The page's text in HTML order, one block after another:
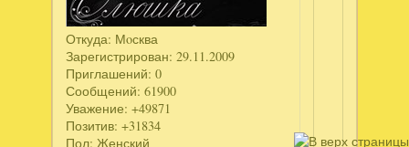
Откуда: Мoсква
Зарегистрирован: 29.11.2009
Приглашений: 0
Сообщений: 61900
Уважение: +49871
Позитив: +31834
Пол: Женский